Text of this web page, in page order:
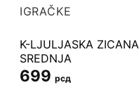
IGRAČKE
K-LJULJASKA ZICANA
SREDNJA
699 рсд